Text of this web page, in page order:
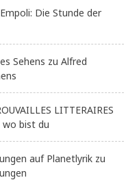
Die Stunde der
Sehens zuAlfred
LITTERAIRES
wo bist du
auf Planetlyrik zu